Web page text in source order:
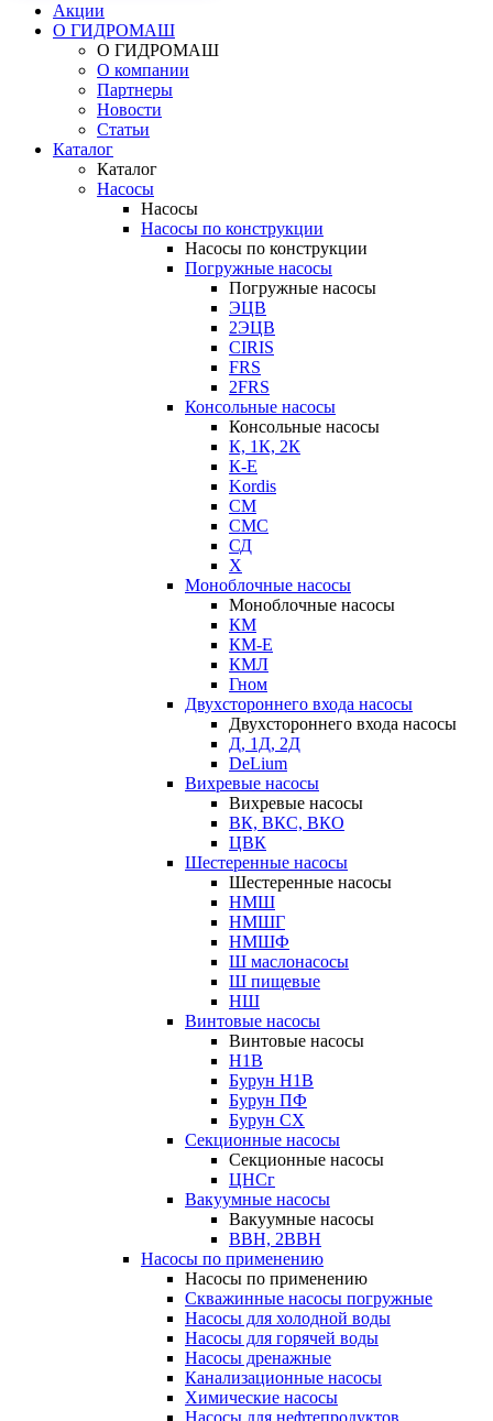
Акции
О ГИДРОМАШ
О ГИДРОМАШ
О компании
Партнеры
Новости
Статьи
Каталог
Каталог
Насосы
Насосы
Насосы по конструкции
Насосы по конструкции
Погружные насосы
Погружные насосы
ЭЦВ
2ЭЦВ
CIRIS
FRS
2FRS
Консольные насосы
Консольные насосы
К, 1К, 2К
К-Е
Kordis
СМ
СМС
СД
Х
Моноблочные насосы
Моноблочные насосы
КМ
КМ-Е
КМЛ
Гном
Двухстороннего входа насосы
Двухстороннего входа насосы
Д, 1Д, 2Д
DeLium
Вихревые насосы
Вихревые насосы
ВК, ВКС, ВКО
ЦВК
Шестеренные насосы
Шестеренные насосы
НМШ
НМШГ
НМШФ
Ш маслонасосы
Ш пищевые
НШ
Винтовые насосы
Винтовые насосы
Н1В
Бурун Н1В
Бурун ПФ
Бурун СХ
Секционные насосы
Секционные насосы
ЦНСг
Вакуумные насосы
Вакуумные насосы
ВВН, 2ВВН
Насосы по применению
Насосы по применению
Скважинные насосы погружные
Насосы для холодной воды
Насосы для горячей воды
Насосы дренажные
Канализационные насосы
Химические насосы